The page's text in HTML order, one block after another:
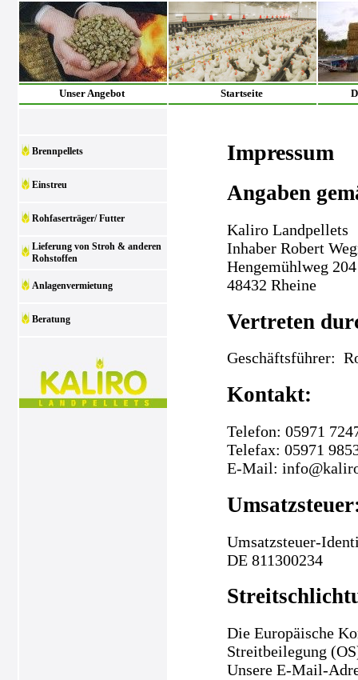
Unser Angebot Startseite
Brennpellets
Einstreu
Rohfaserträger/ Futter
Lieferung von Stroh & anderen
Rohstoffen
Anlagenvermietung
Beratung
Impressum
Angaben
Kaliro Landpellets
Inhaber Robert
Hengemühlweg 204
48432 Rheine
Vertreten
Geschäftsführer:
Kontakt:
Telefon: 05971
Telefax: 05971
E-Mail:
Umsatzsteuer-
DE 811300234
Die Europäische
Streitbeilegung
Unsere E-Mail-